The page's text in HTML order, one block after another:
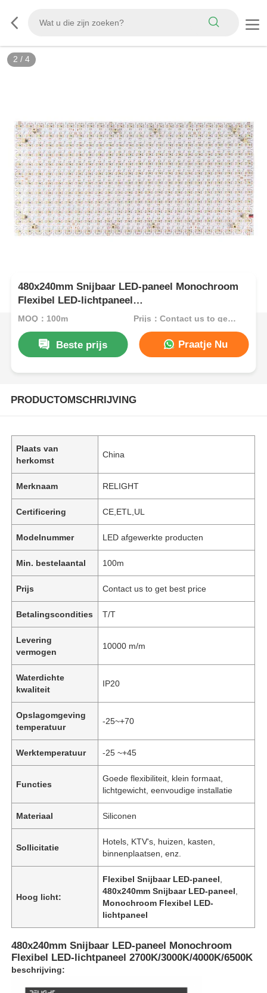
2 / 4
480x240mm Snijbaar LED-paneel Monochroom
Flexibel LED-lichtpaneel
2700K/3000K/4000K/6500K
MOQ：100m Prijs：Contact us to get best price
Beste prijs Praatje Nu
PRODUCTOMSCHRIJVING
Plaats van
herkomst
China
Merknaam RELIGHT
Certificering CE,ETL,UL
Modelnummer LED afgewerkte producten
Min. bestelaantal 100m
Prijs Contact us to get best price
Betalingscondities T/T
Levering
vermogen
10000 m/m
Waterdichte
kwaliteit
IP20
Opslagomgeving
temperatuur
-25~+70
Werktemperatuur -25 ~+45
Functies
Goede flexibiliteit, klein formaat,
lichtgewicht, eenvoudige installatie
Materiaal Siliconen
Sollicitatie
Hotels, KTV's, huizen, kasten,
binnenplaatsen, enz.
Hoog licht:
Flexibel Snijbaar LED-paneel
480x240mm Snijbaar LED-paneel
Monochroom Flexibel LED-
lichtpaneel
480x240mm Snijbaar LED-paneel Monochroom
Flexibel LED-lichtpaneel 2700K/3000K/4000K/6500K
beschrijving: